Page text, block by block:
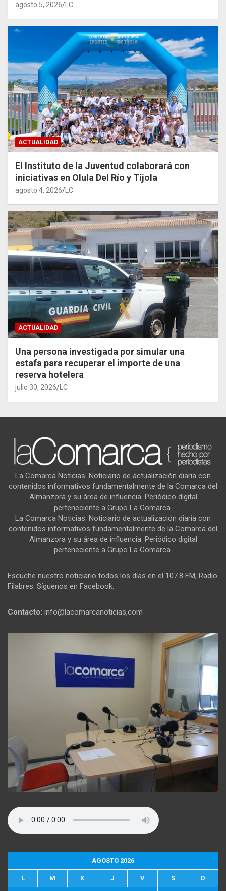
agosto 5, 2026 LC
ACTUALIDAD
El Instituto de la Juventud colaborará con
iniciativas en Olula Del Río y Tíjola
agosto 4, 2026 LC
ACTUALIDAD
Una persona investigada por simular una
estafa para recuperar el importe de una
reserva hotelera
julio 30, 2026 LC
La Comarca Noticias. Noticiario de actualización diaria con
contenidos informativos fundamentalmente de la Comarca del
Almanzora y su área de influencia. Periódico digital
perteneciente a Grupo La Comarca.
La Comarca Noticias. Noticiario de actualización diaria con
contenidos informativos fundamentalmente de la Comarca del
Almanzora y su área de influencia. Periódico digital
perteneciente a Grupo La Comarca.
Escuche nuestro noticiario todos los días en el 107.8 FM, Radio
Filabres. Síguenos en Facebook.
Contacto: info@lacomarcanoticias,com
AGOSTO 2026
L M X J V S D